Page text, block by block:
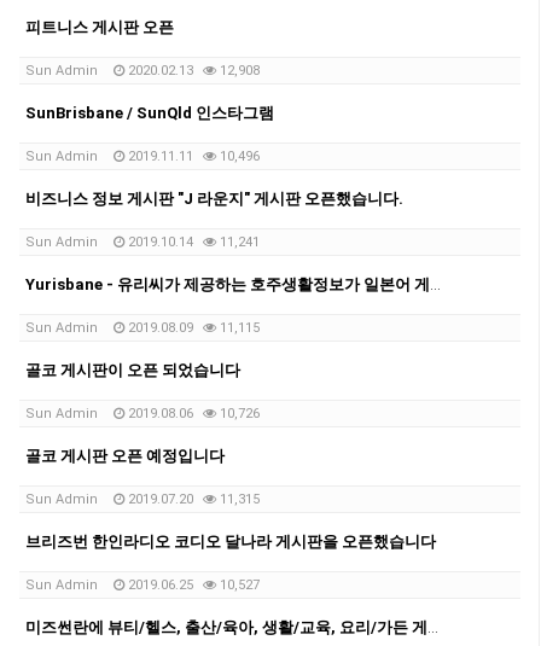
피트니스 게시판 오픈
Sun Admin 2020.02.13 12,908
SunBrisbane / SunQld 인스타그램
Sun Admin 2019.11.11 10,496
비즈니스 정보 게시판 "J 라운지" 게시판 오픈했습니다.
Sun Admin 2019.10.14 11,241
Yurisbane - 유리씨가 제공하는 호주생활정보가 일본어 게시판 오픈되었습니다
Sun Admin 2019.08.09 11,115
골코 게시판이 오픈 되었습니다
Sun Admin 2019.08.06 10,726
골코 게시판 오픈 예정입니다
Sun Admin 2019.07.20 11,315
브리즈번 한인라디오 코디오 달나라 게시판을 오픈했습니다
Sun Admin 2019.06.25 10,527
미즈썬란에 뷰티/헬스, 출산/육아, 생활/교육, 요리/가든 게시판 오픈했습니다